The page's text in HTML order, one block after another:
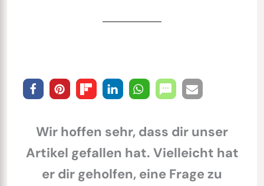
Wir hoffen sehr, dass dir unser
Artikel gefallen hat. Vielleicht hat
er dir geholfen, eine Frage zu